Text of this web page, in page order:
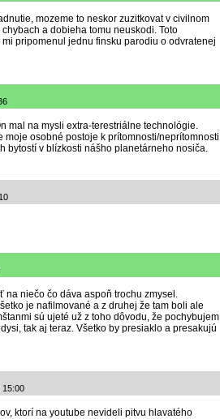
mozeme to neskor zuzitkovat v civilnom
a dobieha tomu neuskodi. Toto
pripomenul jednu finsku parodiu o odvratenej
mal na mysli extra-terestriálne technológie.
moje osobné postoje k prítomnosti/neprítomnosti
bytostí v blízkosti nášho planetárneho nosiča.
na niečo čo dáva aspoň trochu zmysel.
je nafilmované a z druhej že tam boli ale
sú ujeté už z toho dôvodu, že pochybujem
tak aj teraz. Všetko by presiaklo a presakujú
15:00
ktorí na youtube nevideli pitvu hlavatého